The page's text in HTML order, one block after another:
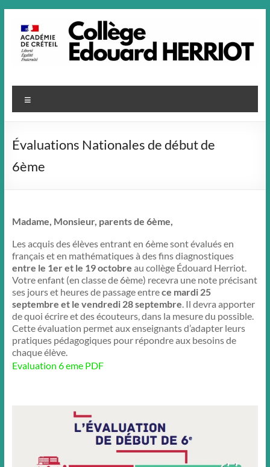
contenu
Évaluations Nationales de début de
6ème
Madame, Monsieur, parents de 6ème,
Les acquis des élèves entrant en 6ème sont évalués en
français et en mathématiques à des fins diagnostiques
entre le 1er et le 19 octobre au collège Édouard Herriot.
Votre enfant (en classe de 6ème) recevra une note précisant
ses jours et heures de passage entrece mardi 25
septembre et le vendredi 28 septembre . Il devra apporter
de quoi écrire et des écouteurs, dans la mesure du possible.
Cette évaluation permet aux enseignants d’adapter leurs
pratiques pédagogiques pour répondre aux besoins de
chaque élève.
Evaluation 6 eme PDF